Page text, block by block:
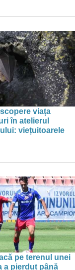
viața
în atelierul
viețuitoarele
pe terenul unei
a pierdut până